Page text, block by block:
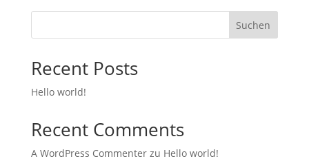
Suchen
Recent Posts
Hello world!
Recent Comments
A WordPress Commenterzu Hello world!